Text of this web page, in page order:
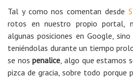
Tal y como nos comentan desde
rotos en nuestro propio portal,
algunas posiciones en Google,
teniéndolas durante un tiempo
se nospenalice, algo que estamos
pizca de gracia, sobre todo porque